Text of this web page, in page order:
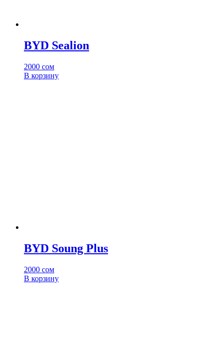
BYD Sealion
2000 сом
В корзину
BYD Soung Plus
2000 сом
В корзину